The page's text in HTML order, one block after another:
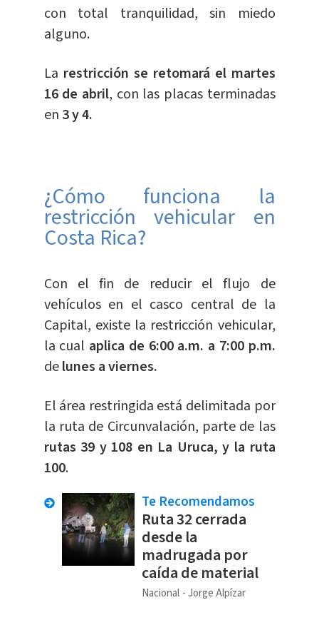
con total tranquilidad, sin miedo
alguno.
La restricción se retomará el martes
16 de abril, con las placas terminadas
en 3 y 4.
¿Cómo funciona la
restricción vehicular en
Costa Rica?
Con el fin de reducir el flujo de
vehículos en el casco central de la
Capital, existe la restricción vehicular,
la cual aplica de 6:00 a.m. a 7:00 p.m.
delunes a viernes.
El área restringida está delimitada por
la ruta de Circunvalación, parte de las
rutas 39 y 108 en La Uruca, y la ruta
100.
Te Recomendamos
Ruta 32 cerrada
desde la
madrugada por
caída de material
Nacional Jorge Alpízar